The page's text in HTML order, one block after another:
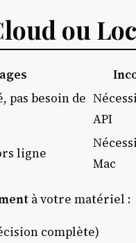
ou
besoin de
API
ligne
Mac
à votre matériel :
complète)